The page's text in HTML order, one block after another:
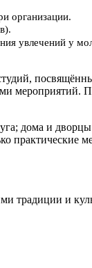
организации.
увлечений у
дома и
практические
и